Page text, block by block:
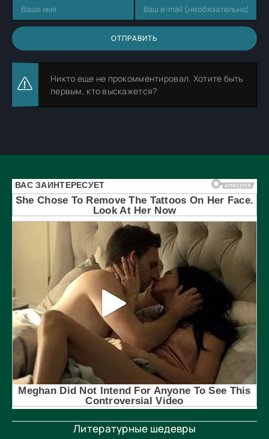
Литературные шедевры
ОТПРАВИТЬ
Никто еще не прокомментировал. Хотите быть
первым, кто выскажется?